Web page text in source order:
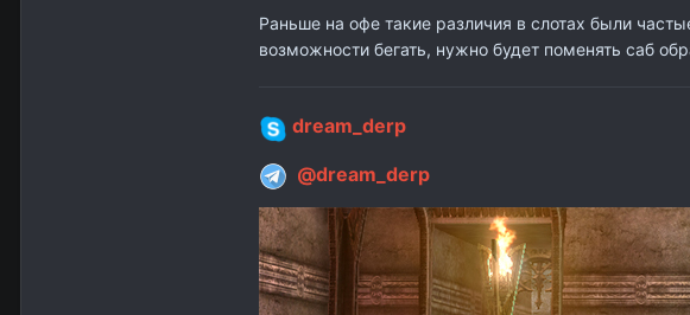
Раньше на офе такие различия в слотах были
возможности бегать, нужно будет поменять саб
dream_derp
@dream_derp